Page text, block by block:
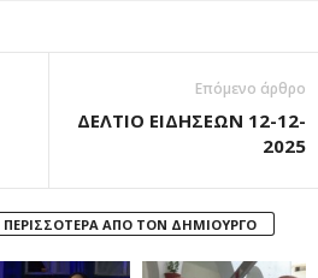
Επόμενο άρθρο
ΔΕΛΤΙΟ ΕΙΔΗΣΕΩΝ 12-12-
2025
ΠΕΡΙΣΣΟΤΕΡΑ ΑΠΟ ΤΟΝ ΔΗΜΙΟΥΡΓΟ